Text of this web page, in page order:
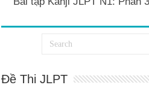
Đề Thi JLPT